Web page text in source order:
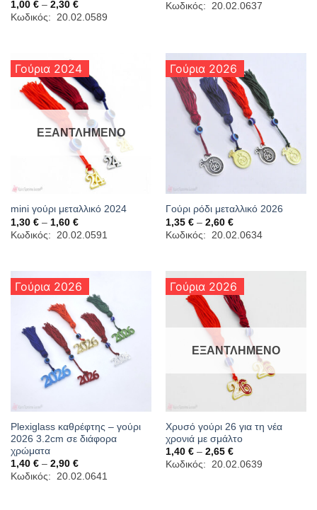
1,00 € – 2,30 €Price
range:
1,00 €
Κωδικός: 20.02.0589
1,00 €
Κωδικός: 20.02.0637
Γούρια 2024
ΕΞΑΝΤΛΗΜΈΝΟ
mini γούρι μεταλλικό 2024
1,30 € – 1,60 €Price
range:
1,30 €
Κωδικός: 20.02.0591
Γούρια 2026
Γούρι ρόδι μεταλλικό 2026
1,35 € – 2,60 €Price
range:
1,35 €
Κωδικός: 20.02.0634
Γούρια 2026
Plexiglass καθρέφτης – γούρι
2026 3.2cm σε διάφορα
χρώματα
1,40 € – 2,90 €Price
range:
1,40 €
Κωδικός: 20.02.0641
Γούρια 2026
ΕΞΑΝΤΛΗΜΈΝΟ
Χρυσό γούρι 26 για τη νέα
χρονιά με σμάλτο
1,40 € – 2,65 €Price
range:
1,40 €
Κωδικός: 20.02.0639